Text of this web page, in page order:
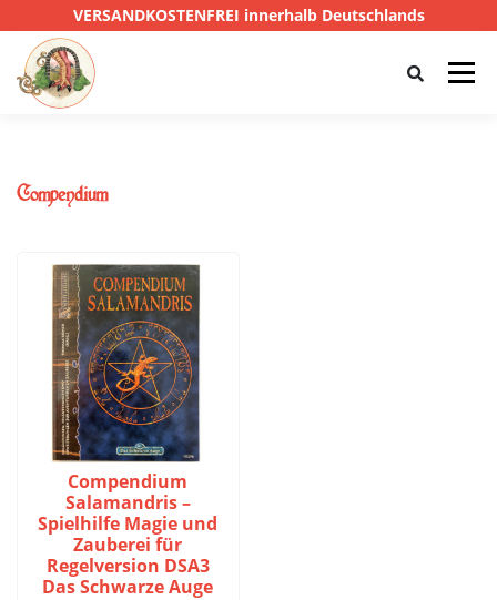
VERSANDKOSTENFREI innerhalb Deutschlands
Menü
SONSTIGE
Compendium
Compendium
Salamandris –
Spielhilfe Magie und
Zauberei für
Regelversion DSA3
Das Schwarze Auge